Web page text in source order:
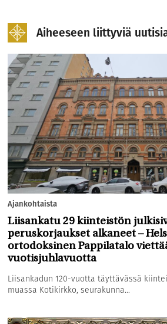
Aiheeseen liittyviä
Ajankohtaista
Liisankatu 29 kiinteistön
peruskorjaukset alkaneet –
ortodoksinen Pappilatalo
vuotisjuhlavuotta
Liisankadun 120-vuotta täyttävässä
muassa Kotikirkko, seurakunna...